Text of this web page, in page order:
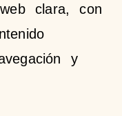
clara, con
y